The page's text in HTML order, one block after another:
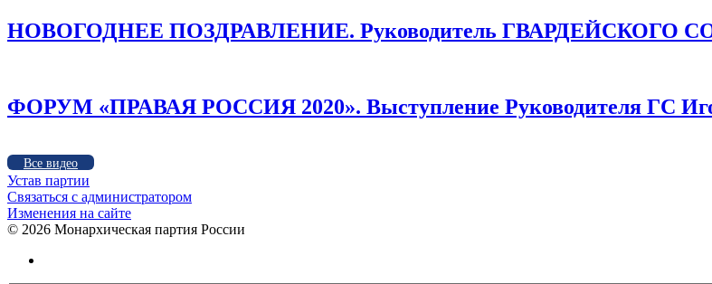
НОВОГОДНЕЕ ПОЗДРАВЛЕНИЕ. Руководитель ГВАРДЕЙСКОГО
ФОРУМ «ПРАВАЯ РОССИЯ 2020». Выступление Руководителя ГС
Все видео
Устав партии
Связаться с администратором
Изменения на сайте
© 2026 Монархическая партия России